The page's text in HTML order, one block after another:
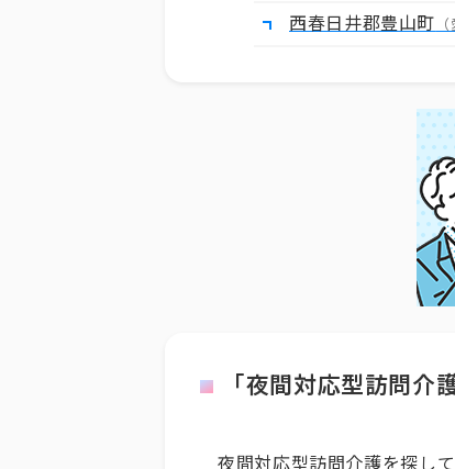
西春日井郡豊山町
「夜間対応型訪問介
夜間対応型訪問介護を探し